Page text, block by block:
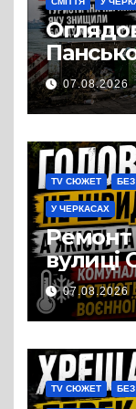
07.08.2026
TV СЮЖЕТ
У ЧЕРКАСАХ
Ремонт
вулиці
Вулицю
для
07.08.2026
TV СЮЖЕТ